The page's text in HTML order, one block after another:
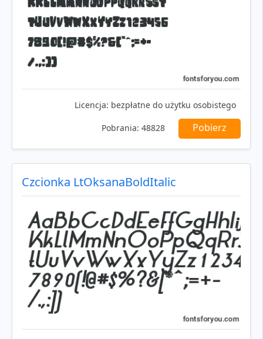
Licencja: bezpłatne do użytku osobistego
Pobrania: 48828 Pobierz
Czcionka LtOksanaBoldItalic